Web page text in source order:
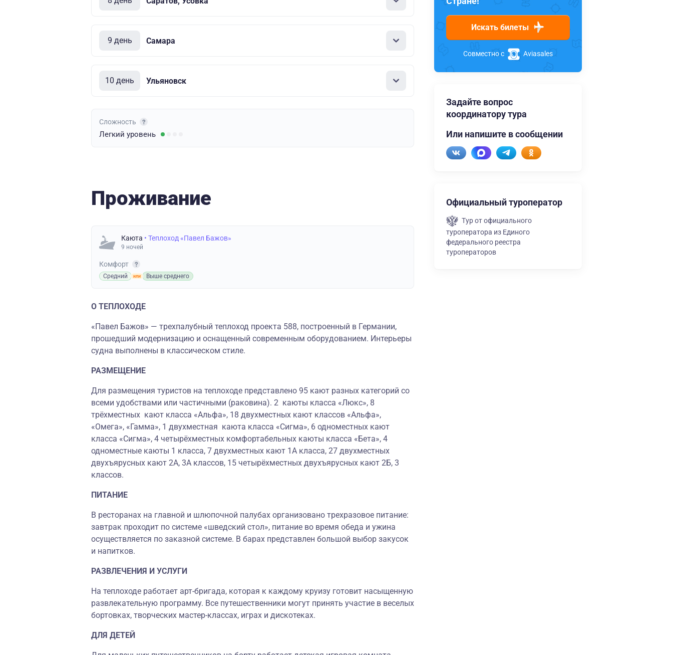
9 день Самара
10 день Ульяновск
Сложность
Легкий уровень
Проживание
Каюта • Теплоход «Павел Бажов»
9 ночей
Комфорт
Средний Выше среднего
О ТЕПЛОХОДЕ
«Павел Бажов» — трехпалубный теплоход проекта 588, построенный в Германии,
прошедший модернизацию и оснащенный современным оборудованием. Интерьеры
судна выполнены в классическом стиле.
РАЗМЕЩЕНИЕ
Для размещения туристов на теплоходе представлено 95 кают разных категорий со
всеми удобствами или частичными (раковина). 2 каюты класса «Люкс», 8
трёхместных кают класса «Альфа», 18 двухместных кают классов «Альфа»,
«Омега», «Гамма», 1 двухместная каюта класса «Сигма», 6 одноместных кают
класса «Сигма», 4 четырёхместных комфортабельных каюты класса «Бета», 4
одноместные каюты 1 класса, 7 двухместных кают 1А класса, 27 двухместных
двухъярусных кают 2А, 3А классов, 15 четырёхместных двухъярусных кают 2Б, 3
классов.
ПИТАНИЕ
В ресторанах на главной и шлюпочной палубах организовано трехразовое питание:
завтрак проходит по системе «шведский стол», питание во время обеда и ужина
осуществляется по заказной системе. В барах представлен большой выбор закусок
и напитков.
РАЗВЛЕЧЕНИЯ И УСЛУГИ
На теплоходе работает арт-бригада, которая к каждому круизу готовит насыщенную
развлекательную программу. Все путешественники могут принять участие в веселых
бортовках, творческих мастер-классах, играх и дискотеках.
ДЛЯ ДЕТЕЙ
Искать билеты
Совместно с Aviasales
Задайте вопрос
координатору тура
Или напишите в сообщении
Официальный туроператор
Тур от официального
туроператора из Единого
федерального реестра
туроператоров